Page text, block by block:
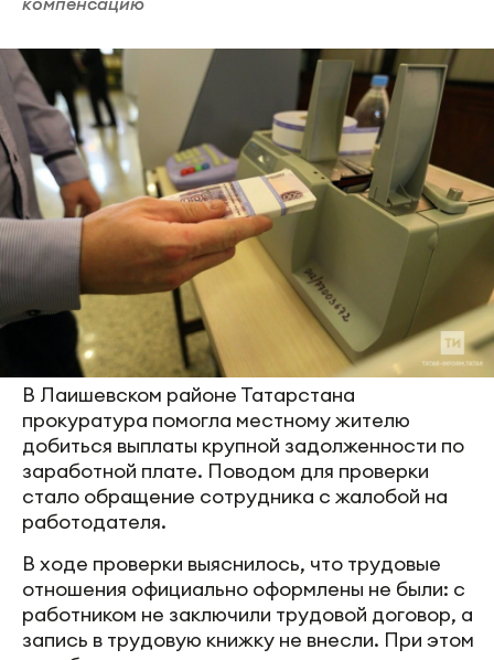
В Лаишевском районе Татарстана
прокуратура помогла местному жителю
добиться выплаты крупной задолженности по
заработной плате. Поводом для проверки
стало обращение сотрудника с жалобой на
работодателя.
В ходе проверки выяснилось, что трудовые
отношения официально оформлены не были: с
работником не заключили трудовой договор, а
запись в трудовую книжку не внесли. При этом